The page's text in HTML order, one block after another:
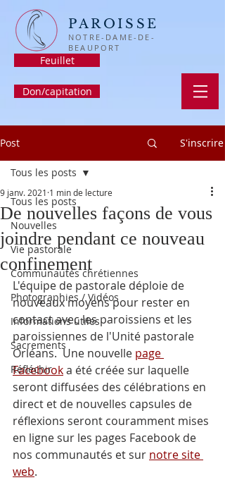
PAROISSE
NOTRE-DAME-DE-
BEAUPORT
Feuillet
Don/capitation
Post S'inscrire
Tous les posts
Nouvelles
Vie pastorale
Communautés chrétiennes
Photographies / Vidéos
Informations utiles
Sacrements
Réfléchir
Tous les posts
De nouvelles façons de vous
joindre pendant ce nouveau
confinement
9 janv. 2021 1 min de lecture
L'équipe de pastorale déploie de
nouveaux moyens pour rester en
contact avec les paroissiens et les
paroissiennes de l'Unité pastorale
Orléans.  Une nouvelle page
Facebook a été créée sur laquelle
seront diffusées des célébrations en
direct et de nouvelles capsules de
réflexions seront couramment mises
en ligne sur les pages Facebook de
nos communautés et sur notre site
web.